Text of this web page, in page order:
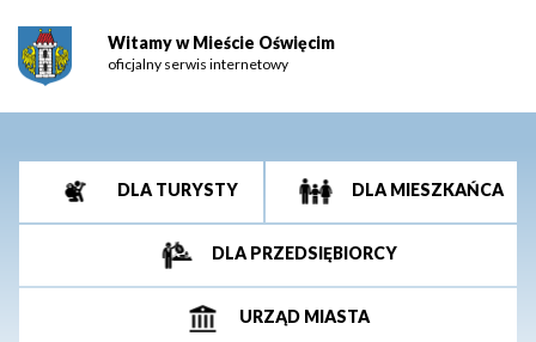
Witamy w Mieście Oświęcim
oficjalny serwis internetowy
DLA TURYSTY DLA MIESZKAŃCA
DLA PRZEDSIĘBIORCY
URZĄD MIASTA